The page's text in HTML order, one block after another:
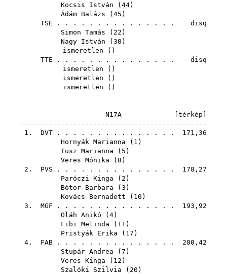
Kocsis István ( 44)
Ádám Balázs ( 45 )
TSE . . . . . . . . . . . . . . . disq
Simon Tamás ( 22 )
Nagy István ( 30 )
ismeretlen ()
TTE . . . . . . . . . . . . . . . disq
ismeretlen ()
ismeretlen ()
ismeretlen ()
N17A [ térkép
----------------------------------------------
1. DVT . . . . . . . . . . . . . . . 171,36
Hornyák Marianna ( 1 )
Tusz Marianna ( 5 )
Veres Mónika ( 8 )
2. PVS . . . . . . . . . . . . . . . 178,27
Paróczi Kinga ( 2 )
Bótor Barbara ( 3 )
Kovács Bernadett ( 10 )
3. MGF . . . . . . . . . . . . . . . 193,92
Oláh Anikó ( 4)
Fibi Melinda ( 11 )
Pristyák Erika ( 17 )
4. FAB . . . . . . . . . . . . . . . 200,42
Stupár Andrea ( 7 )
Veres Kinga ( 12 )
Szalóki Szilvia ( 20 )